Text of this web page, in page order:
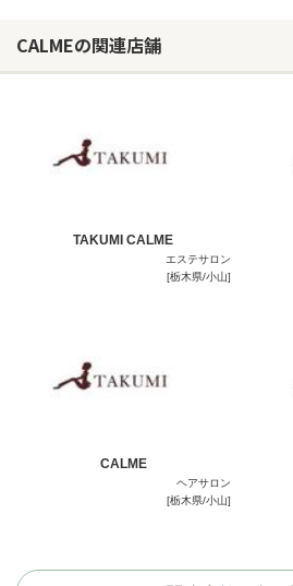
CALMEの関連店舗
TAKUMI CALME
エステサロン
[栃木県/小山]
CALME
ヘアサロン
[栃木県/小山]